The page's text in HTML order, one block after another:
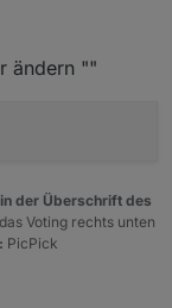
Schedule';
ändern ""
der Überschrift des
Voting rechts unten
PicPick